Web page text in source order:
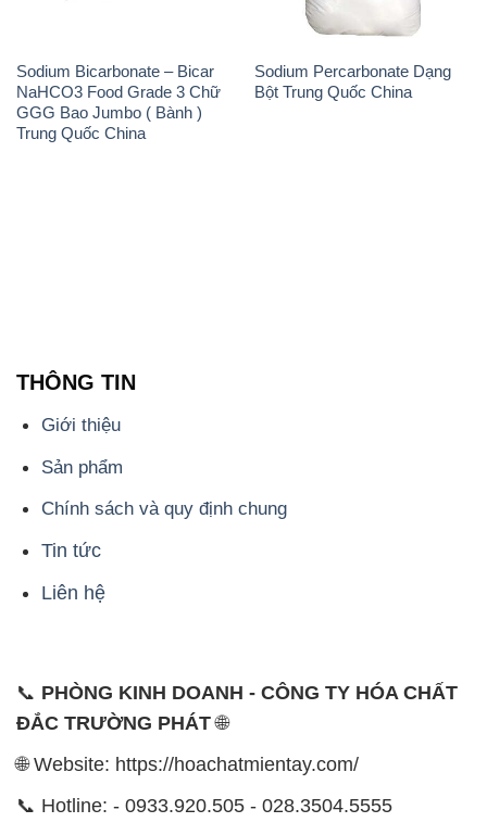
Sodium Bicarbonate – Bicar
NaHCO3 Food Grade 3 Chữ
GGG Bao Jumbo ( Bành )
Trung Quốc China
Sodium Percarbonate Dạng
Bột Trung Quốc China
THÔNG TIN
Giới thiệu
Sản phẩm
Chính sách và quy định chung
Tin tức
Liên hệ
📞 PHÒNG KINH DOANH - CÔNG TY HÓA CHẤT
ĐẮC TRƯỜNG PHÁT🌐
🌐 Website: https://hoachatmientay.com/
📞 Hotline: - 0933.920.505 - 028.3504.5555